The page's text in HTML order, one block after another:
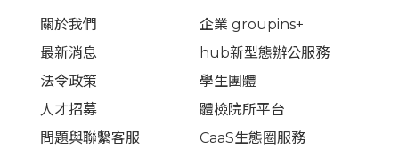
關於我們
最新消息
法令政策
人才招募
問題與聯繫客服
企業 groupins+
hub新型態辦公服務
學生團體
體檢院所平台
CaaS生態圈服務